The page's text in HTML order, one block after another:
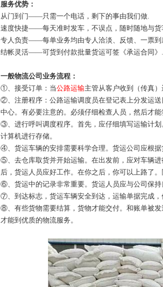
服务优势：
从门到门——只需一个电话，剩下的事由我们做.
速度快捷——每天准时发车，不误点，随时随地与货
专人负责——每单业务均由专人洽淡、反馈、一票到
结帐灵活——可货到付款批量货运可签《承运合同》.
一般物流公司业务流程：
①、接受订单：当公路运输主管从客户收到（传真
②、注册程序：公路运输调度员在登记表上分发运
中心。有必要注意的。必须仔细检查人员，然后才能
③、进行呼叫调度程序。首先，应仔细填写运输计
计算机进行存储。
④、货运车辆的安排需要科学合理。货运公司应根
⑤、去仓库取货并开始运输。在出发前，应对车辆
后，货运人员应好工作。在你之后，你可以上路了
⑥、货运中的记录非常重要。货运人员应与公司保
⑦、到达标志，货运车辆安全到达，运输单据完成，
⑧、有些货物需要结算，货物才能交付。和账单被
才能到优质的物流服务。